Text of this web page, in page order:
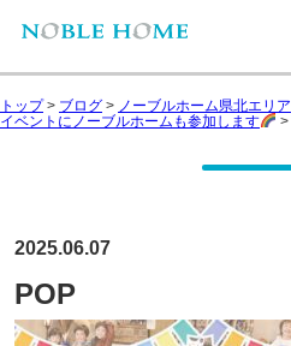
トップ> ブログ > ノーブルホーム県北エリア
イベントにノーブルホームも参加します
>
2025.06.07
POP